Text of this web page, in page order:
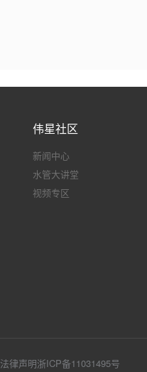
伟星社区
新闻中心
水管大讲堂
视频专区
法律声明浙ICP备11031495号